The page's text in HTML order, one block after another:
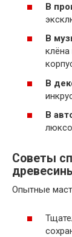
В
В
клёна
В
В
Советы
Опытные